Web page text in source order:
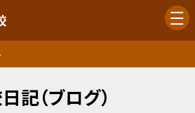
記（ブログ）